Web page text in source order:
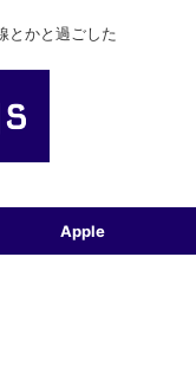
とかと過ごした
Apple